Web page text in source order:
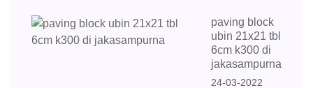
paving block
ubin 21x21 tbl
6cm k300 di
jakasampurna
24-03-2022